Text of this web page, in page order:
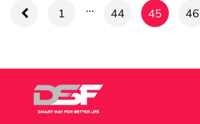
1 ... 44 45 46